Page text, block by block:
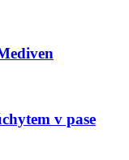
v pase